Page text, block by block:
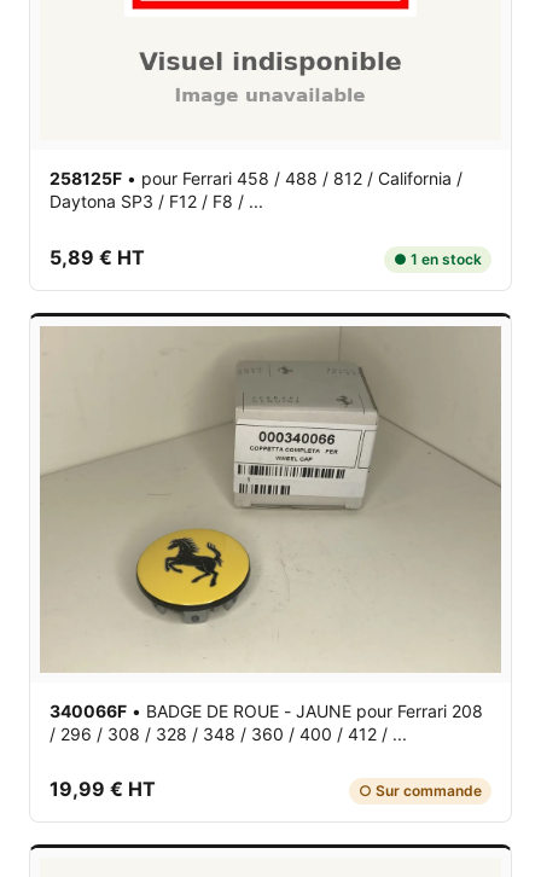
258125F • pour Ferrari 458 / 488 / 812 / California /
Daytona SP3 / F12 / F8 / ...
5,89 € HT ● 1 en stock
340066F • BADGE DE ROUE - JAUNE pour Ferrari 208
/ 296 / 308 / 328 / 348 / 360 / 400 / 412 / ...
19,99 € HT ○ Sur commande